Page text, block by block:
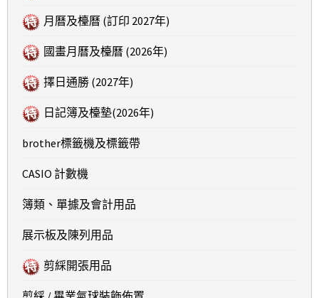
月曆及檯曆 (訂印 2027年)
國畫月曆及檯曆 (2026年)
擇日通勝 (2027年)
日記簿及檯墊(2026年)
brother標籤機及標籤帶
CASIO 計數機
簿類、單據及會計用品
展示板及陳列用品
剪綵開張用品